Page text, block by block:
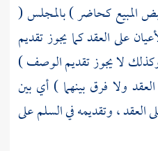
المبيع كحاضر ) بالمجلس (
على العقد كما يجوز تقديم
لا يجوز تقديم الوصف )
ولا فرق بينهما ) أي بين
العقد ، وتقديمه في السلم على